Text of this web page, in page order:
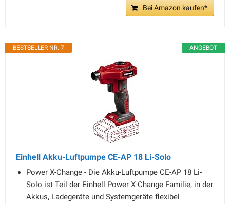
Bei Amazon kaufen*
ANGEBOT
BESTSELLER NR. 7
Einhell Akku-Luftpumpe CE-AP 18 Li-Solo
Power X-Change - Die Akku-Luftpumpe CE-AP 18 Li-
Solo ist Teil der Einhell Power X-Change Familie, in der
Akkus, Ladegeräte und Systemgeräte flexibel